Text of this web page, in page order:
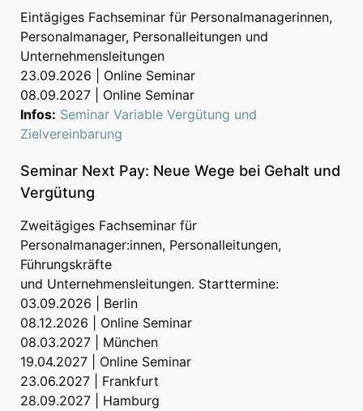
Eintägiges Fachseminar für Personalmanagerinnen,
Personalmanager, Personalleitungen und
Unternehmensleitungen
23.09.2026 | Online Seminar
08.09.2027 | Online Seminar
Infos: Seminar Variable Vergütung und
Zielvereinbarung
Seminar Next Pay: Neue Wege bei Gehalt und
Vergütung
Zweitägiges Fachseminar für
Personalmanager:innen, Personalleitungen,
Führungskräfte
und Unternehmensleitungen. Starttermine:
03.09.2026 | Berlin
08.12.2026 | Online Seminar
08.03.2027 | München
19.04.2027 | Online Seminar
23.06.2027 | Frankfurt
28.09.2027 | Hamburg